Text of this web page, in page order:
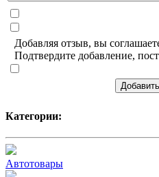
Добавляя отзыв, вы
Подтвердите добавление,
Категории:
Автотовары